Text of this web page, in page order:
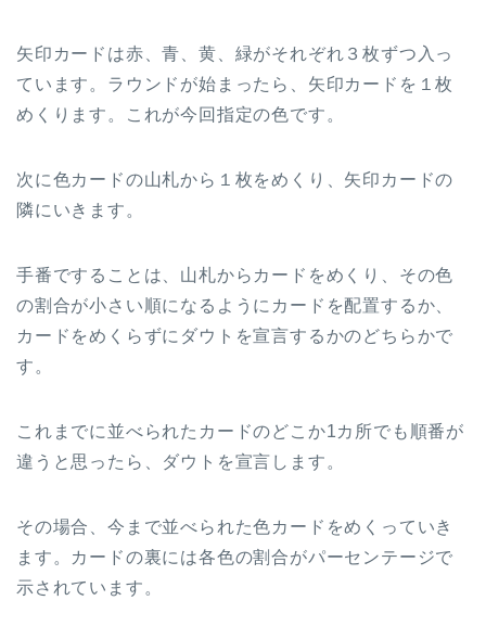
矢印カードは赤、青、黄、緑がそれぞれ３枚ずつ入っ
ています。ラウンドが始まったら、矢印カードを１枚
めくります。これが今回指定の色です。
次に色カードの山札から１枚をめくり、矢印カードの
隣にいきます。
手番ですることは、山札からカードをめくり、その色
の割合が小さい順になるようにカードを配置するか、
カードをめくらずにダウトを宣言するかのどちらかで
す。
これまでに並べられたカードのどこか1カ所でも順番が
違うと思ったら、ダウトを宣言します。
その場合、今まで並べられた色カードをめくっていき
ます。カードの裏には各色の割合がパーセンテージで
示されています。